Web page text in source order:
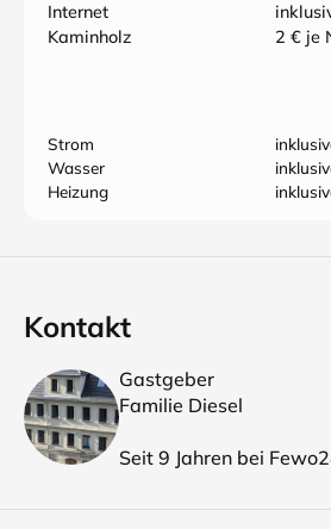
Internet
Kaminholz
2 € je
Strom
Wasser
Heizung
Kontakt
Gastgeber
Familie Diesel
Seit 9 Jahren bei